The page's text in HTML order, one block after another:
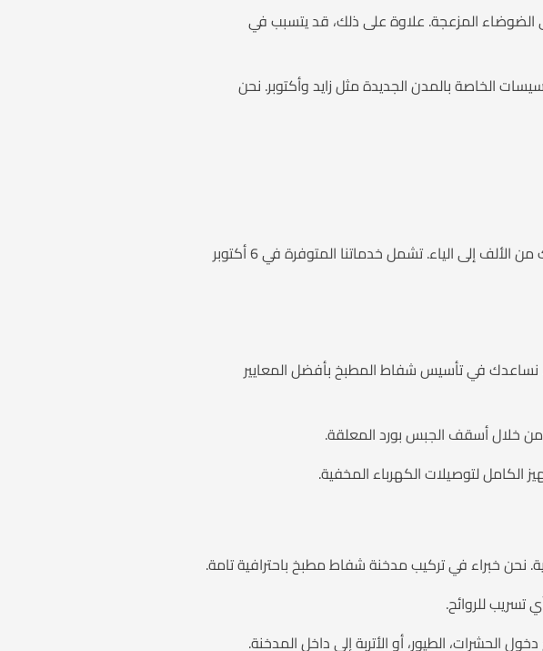
المزعجة. علاوة على ذلك، قد يتسبب في
الخاصة بالمدن الجديدة مثل زايد وأكتوبر. نحن
نحن لا نقدم مجرد خدمة عابرة، بل نوفر باقة متكاملة تغطي كافة متطلبات مطبخك من الألف إلى الياء. تشمل خدماتنا المتوفرة في 6 أكتوبر
في تأسيس شفاط المطبخ بأفضل المعايير
من خلال أسقف الجبس بورد المعلقة.
الكامل لتوصيلات الكهرباء المخفية.
خبراء في تركيب مدخنة شفاط مطبخ باحترافية تامة.
للروائح.
الحشرات، الطيور، أو الأتربة إلى داخل المدخنة.